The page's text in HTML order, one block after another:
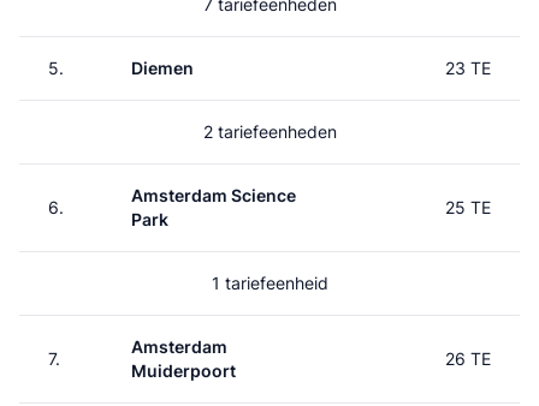
7 tariefeenheden
5. Diemen 23 TE
2 tariefeenheden
6.
Amsterdam Science
Park
25 TE
1 tariefeenheid
7.
Amsterdam
Muiderpoort
26 TE